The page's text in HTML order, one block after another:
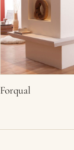
Forqual